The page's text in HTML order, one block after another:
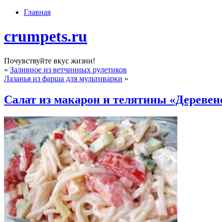
Главная
crumpets.ru
Почувствуйте вкус жизни!
« Заливное из ветчинных рулетиков
Лазанья из фарша для мультиварки »
Салат из макарон и телятины